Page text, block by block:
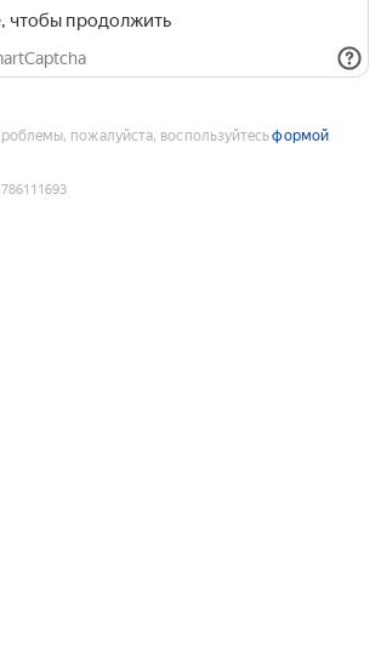
чтобы продолжить
пожалуйста, воспользуйтесьформой